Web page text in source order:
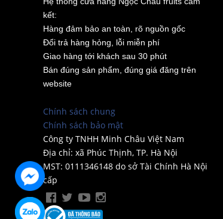
kết:
Hàng đảm bảo an toàn, rõ nguồn gốc
Đổi trả hàng hỏng, lỗi miễn phí
Giao hàng tới khách sau 30 phút
Bán đúng sản phẩm, đúng giá đăng trên
website
Chính sách chung
Chính sách bảo mật
Công ty TNHH Minh Châu Việt Nam
Địa chỉ: xã Phúc Thịnh, TP. Hà Nội
MST: 0111346148 do sở Tài Chính Hà Nội
cấp